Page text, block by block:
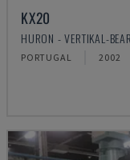
KX20
HURON - VERTIKAL-
PORTUGAL 2002